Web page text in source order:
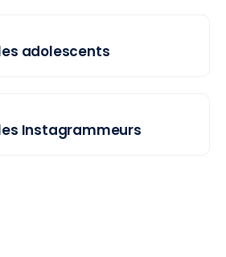
adolescents
Instagrammeurs